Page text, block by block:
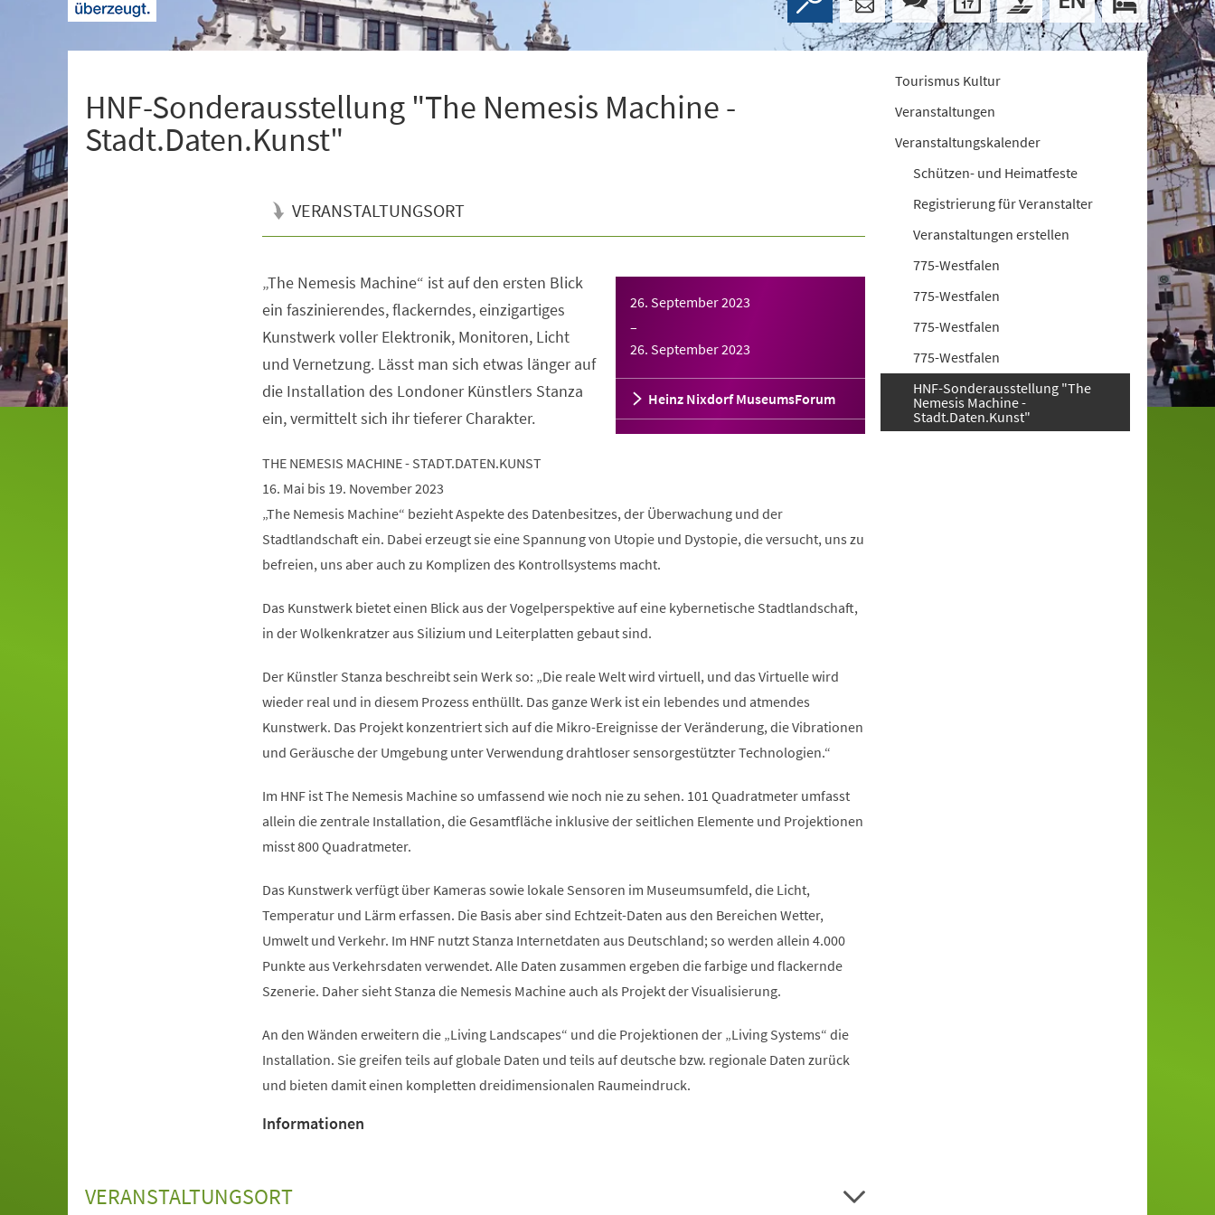
HNF-Sonderausstellung "The Nemesis Machine -
Stadt.Daten.Kunst"
VERANSTALTUNGSORT
26. September 2023
–
26. September 2023
Heinz Nixdorf MuseumsForum
„The Nemesis Machine“ ist auf den ersten Blick
ein faszinierendes, flackerndes, einzigartiges
Kunstwerk voller Elektronik, Monitoren, Licht
und Vernetzung. Lässt man sich etwas länger auf
die Installation des Londoner Künstlers Stanza
ein, vermittelt sich ihr tieferer Charakter.
THE NEMESIS MACHINE - STADT.DATEN.KUNST
16. Mai bis 19. November 2023
„The Nemesis Machine“ bezieht Aspekte des Datenbesitzes, der Überwachung und der
Stadtlandschaft ein. Dabei erzeugt sie eine Spannung von Utopie und Dystopie, die versucht, uns zu
befreien, uns aber auch zu Komplizen des Kontrollsystems macht.
Das Kunstwerk bietet einen Blick aus der Vogelperspektive auf eine kybernetische Stadtlandschaft,
in der Wolkenkratzer aus Silizium und Leiterplatten gebaut sind.
Der Künstler Stanza beschreibt sein Werk so: „Die reale Welt wird virtuell, und das Virtuelle wird
wieder real und in diesem Prozess enthüllt. Das ganze Werk ist ein lebendes und atmendes
Kunstwerk. Das Projekt konzentriert sich auf die Mikro-Ereignisse der Veränderung, die Vibrationen
und Geräusche der Umgebung unter Verwendung drahtloser sensorgestützter Technologien.“
Im HNF ist The Nemesis Machine so umfassend wie noch nie zu sehen. 101 Quadratmeter umfasst
allein die zentrale Installation, die Gesamtfläche inklusive der seitlichen Elemente und Projektionen
misst 800 Quadratmeter.
Das Kunstwerk verfügt über Kameras sowie lokale Sensoren im Museumsumfeld, die Licht,
Temperatur und Lärm erfassen. Die Basis aber sind Echtzeit-Daten aus den Bereichen Wetter,
Umwelt und Verkehr. Im HNF nutzt Stanza Internetdaten aus Deutschland; so werden allein 4.000
Punkte aus Verkehrsdaten verwendet. Alle Daten zusammen ergeben die farbige und flackernde
Szenerie. Daher sieht Stanza die Nemesis Machine auch als Projekt der Visualisierung.
An den Wänden erweitern die „Living Landscapes“ und die Projektionen der „Living Systems“ die
Installation. Sie greifen teils auf globale Daten und teils auf deutsche bzw. regionale Daten zurück
und bieten damit einen kompletten dreidimensionalen Raumeindruck.
Informationen
VERANSTALTUNGSORT
Tourismus Kultur
Veranstaltungen
Veranstaltungskalender
Schützen- und Heimatfeste
Registrierung für Veranstalter
Veranstaltungen erstellen
775-Westfalen
775-Westfalen
775-Westfalen
775-Westfalen
HNF-Sonderausstellung "The
Nemesis Machine -
Stadt.Daten.Kunst"